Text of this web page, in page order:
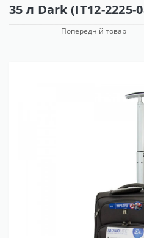
35 л Dark (IT12-2225-
Попередній товар